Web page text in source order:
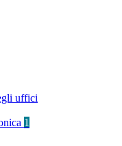
uffici
1